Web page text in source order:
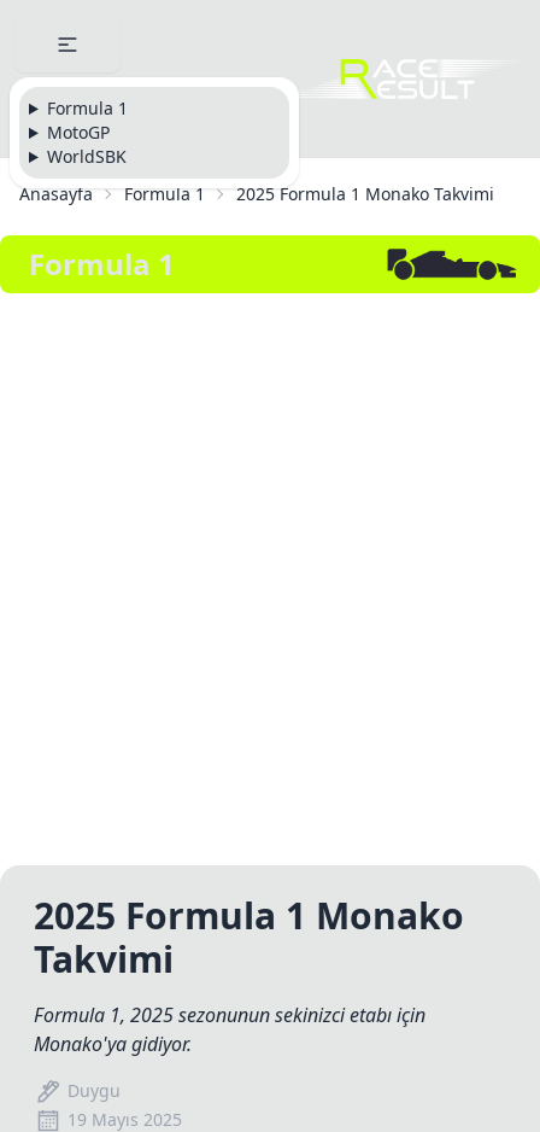
Formula 1
MotoGP
WorldSBK
Anasayfa
Formula 1 2025 Formula 1 Monako Takvimi
Formula 1
2025 Formula 1 Monako
Takvimi
Formula 1, 2025 sezonunun sekinizci etabı için
Monako'ya gidiyor.
Duygu
19 Mayıs 2025